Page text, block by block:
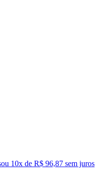
ou 10x de R$ 96,87 sem juros